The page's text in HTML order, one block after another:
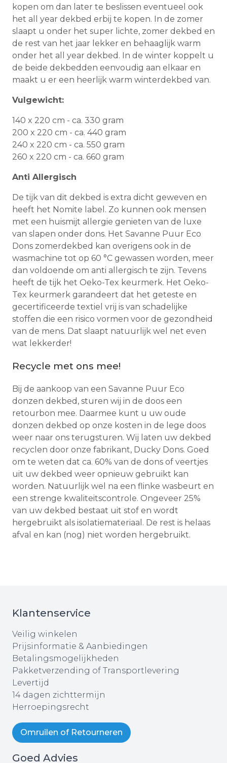
kopen om dan later te beslissen eventueel ook
het all year dekbed erbij te kopen. In de zomer
slaapt u onder het super lichte, zomer dekbed en
de rest van het jaar lekker en behaaglijk warm
onder het all year dekbed. In de winter koppelt u
de beide dekbedden eenvoudig aan elkaar en
maakt u er een heerlijk warm winterdekbed van.
Vulgewicht:
140 x 220 cm - ca. 330 gram
200 x 220 cm - ca. 440 gram
240 x 220 cm - ca. 550 gram
260 x 220 cm - ca. 660 gram
Anti Allergisch
De tijk van dit dekbed is extra dicht geweven en
heeft het Nomite label. Zo kunnen ook mensen
met een huismijt allergie genieten van de luxe
van slapen onder dons. Het Savanne Puur Eco
Dons zomerdekbed kan overigens ook in de
wasmachine tot op 60 °C gewassen worden, meer
dan voldoende om anti allergisch te zijn. Tevens
heeft de tijk het Oeko-Tex keurmerk. Het Oeko-
Tex keurmerk garandeert dat het geteste en
gecertificeerde textiel vrij is van schadelijke
stoffen die een risico vormen voor de gezondheid
van de mens. Dat slaapt natuurlijk wel net even
wat lekkerder!
Recycle met ons mee!
Bij de aankoop van een Savanne Puur Eco
donzen dekbed, sturen wij in de doos een
retourbon mee. Daarmee kunt u uw oude
donzen dekbed op onze kosten in de lege doos
weer naar ons terugsturen. Wij laten uw dekbed
recyclen door onze fabrikant, Ducky Dons. Goed
om te weten dat ca. 60% van de dons of veertjes
uit uw dekbed weer opnieuw gebruikt kan
worden. Natuurlijk wel na een flinke wasbeurt en
een strenge kwaliteitscontrole. Ongeveer 25%
van uw dekbed bestaat uit stof en wordt
hergebruikt als isolatiemateriaal. De rest is helaas
afval en kan (nog) niet worden hergebruikt.
Klantenservice
Veilig winkelen
Prijsinformatie & Aanbiedingen
Betalingsmogelijkheden
Pakketverzending of Transportlevering
Levertijd
14 dagen zichttermijn
Herroepingsrecht
Omruilen of Retourneren
Goed Advies